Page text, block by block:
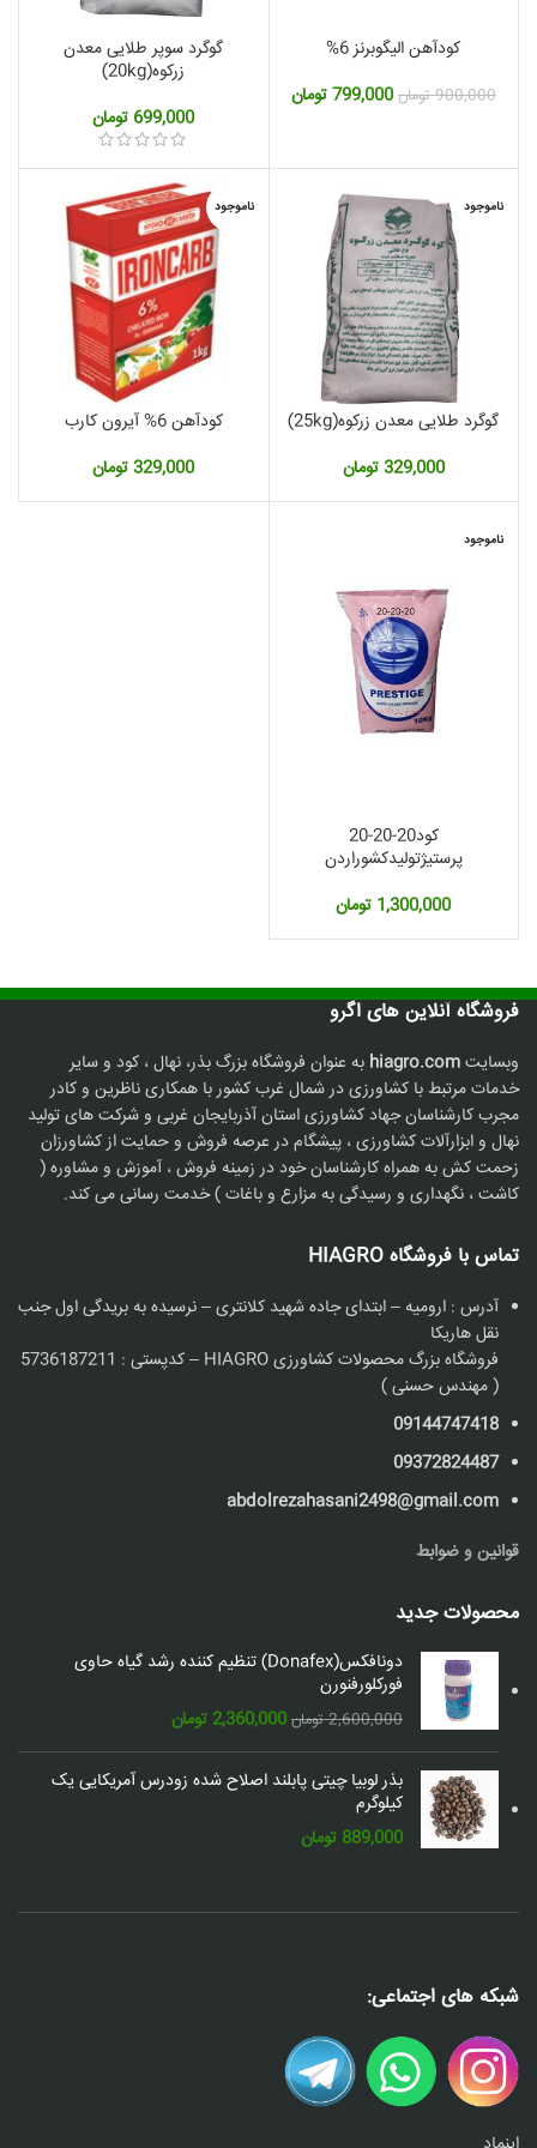
کودآهن الیگوبرنز 6%
900,000 تومانقیمت
بود.
799,000تومانقیمت
گوگرد سوپر طلایی معدن
زرکوه(20kg)
699,000 تومان
ناموجود
گوگرد طلایی معدن زرکوه(25kg)
329,000تومان
ناموجود
کودآهن 6% آیرون کارب
329,000تومان
ناموجود
کود20-20-20
پرستیژتولیدکشوراردن
1,300,000 تومان
فروشگاه آنلاین های اگرو
وبسایتhiagro.com به عنوان فروشگاه بزرگ بذر، نهال ، کود و سایر
خدمات مرتبط با کشاورزی در شمال غرب کشور با همکاری ناظرین و کادر
مجرب کارشناسان جهاد کشاورزی استان آذربایجان غربی و شرکت های تولید
نهال و ابزارآلات کشاورزی ، پیشگام در عرصه فروش و حمایت از کشاورزان
زحمت کش به همراه کارشناسان خود در زمینه فروش ، آموزش و مشاوره (
کاشت ، نگهداری و رسیدگی به مزارع و باغات ) خدمت رسانی می کند.
تماس با فروشگاه HIAGRO
آدرس : ارومیه – ابتدای جاده شهید کلانتری – نرسیده به بریدگی اول جنب
نقل هاریکا
فروشگاه بزرگ محصولات کشاورزی HIAGRO – کدپستی : 5736187211
( مهندس حسنی )
09144747418
09372824487
abdolrezahasani2498@gmail.com
قوانین و ضوابط
محصولات جدید
دونافکس(Donafex) تنظیم کننده رشد گیاه حاوی
فورکلورفنورن
2,600,000 تومان قیمت
اصلی:
2,600,000 تومان
2,360,000 تومانقیمت
فعلی:
2,360,000 تومان.
بذر لوبیا چیتی پابلند اصلاح شده زودرس آمریکایی یک
کیلوگرم
889,000 تومان
شبکه های اجتماعی: